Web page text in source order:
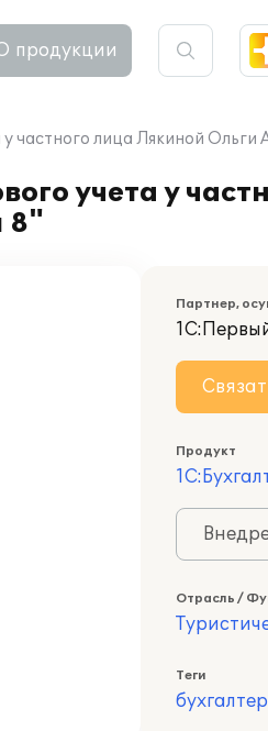
продукции
частного лица Лякиной
учета у
8"
Партнер,
Продукт
Отрасль /
Теги